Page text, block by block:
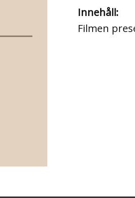
Innehåll:
Filmen